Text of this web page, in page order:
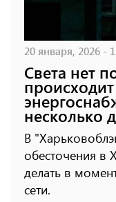
20 января, 2026 -
Света нет
несколько
В
обесточения в
делать в
сети.